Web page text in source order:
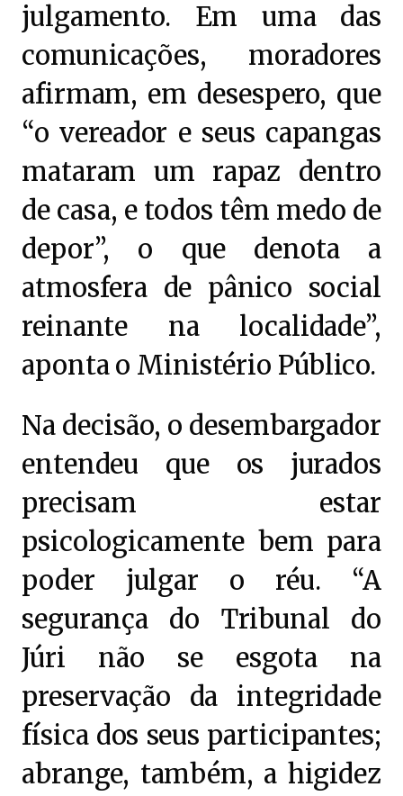
julgamento. Em uma das
comunicações, moradores
afirmam, em desespero, que
“o vereador e seus capangas
mataram um rapaz dentro
de casa, e todos têm medo de
depor”, o que denota a
atmosfera de pânico social
reinante na localidade”,
aponta o Ministério Público.
Na decisão, o desembargador
entendeu que os jurados
precisam estar
psicologicamente bem para
poder julgar o réu. “A
segurança do Tribunal do
Júri não se esgota na
preservação da integridade
física dos seus participantes;
abrange, também, a higidez